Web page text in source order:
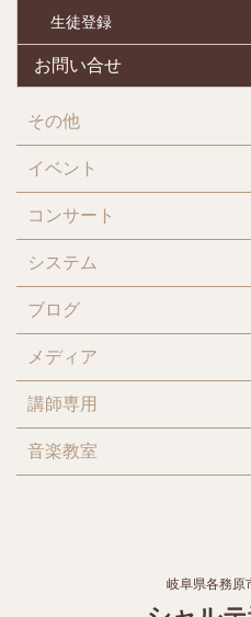
生徒登録
お問い合せ
その他
イベント
コンサート
システム
ブログ
メディア
講師専用
音楽教室
岐阜県各務原